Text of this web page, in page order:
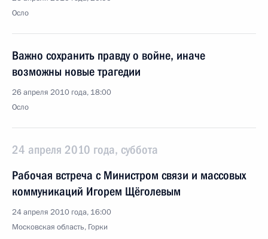
Осло
Важно сохранить правду о войне, иначе
возможны новые трагедии
26 апреля 2010 года, 18:00
Осло
24 апреля 2010 года, суббота
Рабочая встреча с Министром связи и массовых
коммуникаций Игорем Щёголевым
24 апреля 2010 года, 16:00
Московская область, Горки